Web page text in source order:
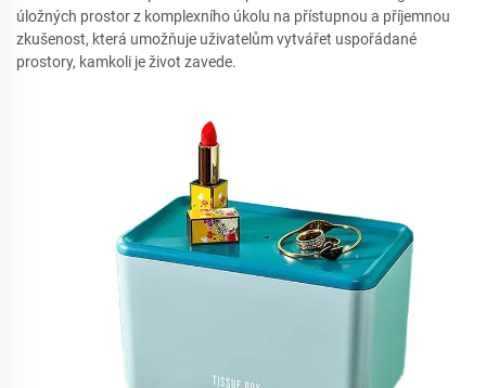
úložných prostor z komplexního úkolu na přístupnou a příjemnou
zkušenost, která umožňuje uživatelům vytvářet uspořádané
prostory, kamkoli je život zavede.